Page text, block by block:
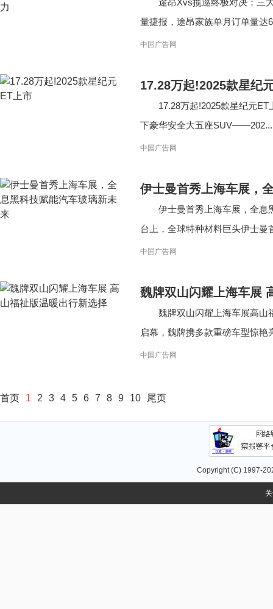
途昂Xvs揽巡终极对决：三
量捷报，途昂家族单月订单量达
中国广告网
17.28万起!2025款星纪
17.28万起!2025款星纪元
下豪华安全大五座SUV——202...
中国广告网
伊士曼首秀上海车展，
伊士曼首秀上海车展，全息
台上，全球特种材料巨头伊士曼
中国广告网
魏牌双山闪耀上海车展
魏牌双山闪耀上海车展高山
启幕，魏牌携多款重磅车型惊艳
中国广告网
首页 1 2 3 4 5 6 7 8 9 10 尾页
Copyright (C) 1997-